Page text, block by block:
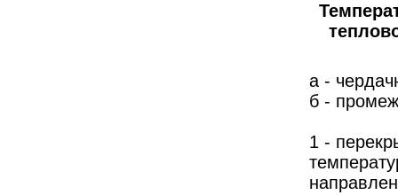
а -
б -
1 -